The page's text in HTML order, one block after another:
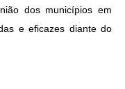
dos municípios em
e eficazes diante do